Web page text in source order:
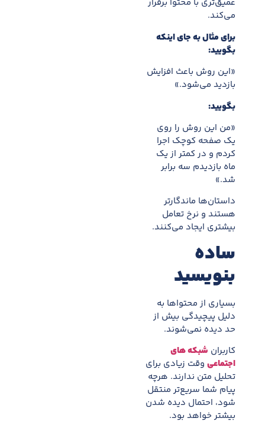
عمیق‌تری با محتوا برقرار
می‌کند.
برای مثال به جای اینکه
بگویید:
«این روش باعث افزایش
بازدید می‌شود.»
بگویید:
«من این روش را روی
یک صفحه کوچک اجرا
کردم و در کمتر از یک
ماه بازدیدم سه برابر
شد.»
داستان‌ها ماندگارتر
هستند و نرخ تعامل
بیشتری ایجاد می‌کنند.
ساده
بنویسید
بسیاری از محتواها به
دلیل پیچیدگی بیش از
حد دیده نمی‌شوند.
کاربران شبکه های
اجتماعی وقت زیادی برای
تحلیل متن ندارند. هرچه
پیام شما سریع‌تر منتقل
شود، احتمال دیده شدن
بیشتر خواهد بود.